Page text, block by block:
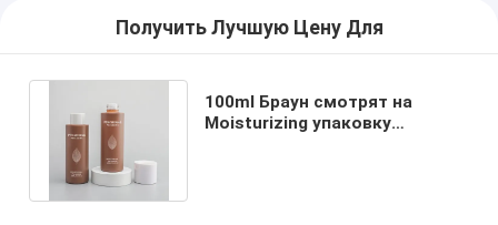
Получить Лучшую Цену Для
100ml Браун смотрят на
Moisturizing упаковку